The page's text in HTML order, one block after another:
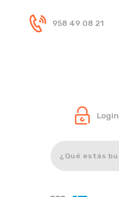
958 49 08 21
Login